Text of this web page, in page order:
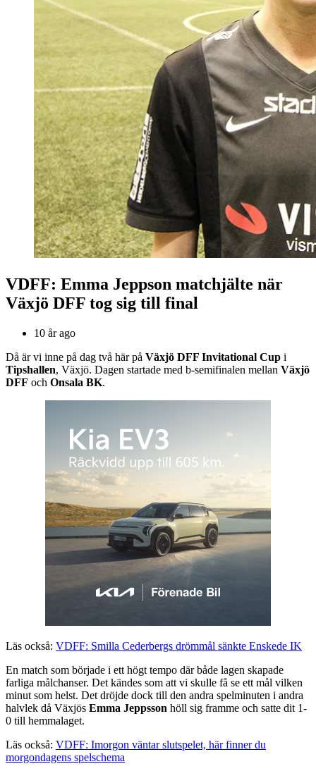
VDFF: Emma Jeppson matchjälte när
Växjö DFF tog sig till final
10 år ago
Då är vi inne på dag två här på Växjö DFF Invitational Cup i
Tipshallen, Växjö. Dagen startade med b-semifinalen mellan Växjö
DFF och Onsala BK.
Läs också: VDFF: Smilla Cederbergs drömmål sänkte Enskede IK
En match som började i ett högt tempo där både lagen skapade
farliga målchanser. Det kändes som att vi skulle få se ett mål vilken
minut som helst. Det dröjde dock till den andra spelminuten i andra
halvlek då Växjös Emma Jeppsson höll sig framme och satte dit 1-
0 till hemmalaget.
Läs också: VDFF: Imorgon väntar slutspelet, här finner du
morgondagens spelschema